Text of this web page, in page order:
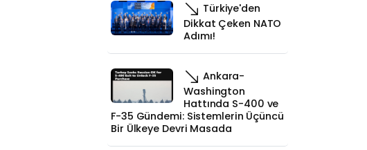
Türkiye'den
Dikkat Çeken NATO
Adımı!
Ankara-
Washington
Hattında S-400 ve
F-35 Gündemi: Sistemlerin Üçüncü
Bir Ülkeye Devri Masada